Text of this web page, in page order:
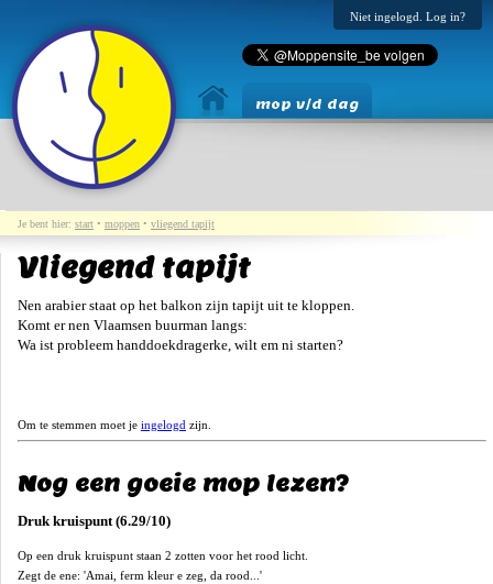
Niet ingelogd. Log in?
mop v/d dag
Je bent hier: start • moppen • vliegend tapijt
Vliegend tapijt
Nen arabier staat op het balkon zijn tapijt uit te kloppen.
Komt er nen Vlaamsen buurman langs:
Wa ist probleem handdoekdragerke, wilt em ni starten?
Om te stemmen moet je ingelogd zijn.
Nog een goeie mop lezen?
Druk kruispunt (6.29/10)
Op een druk kruispunt staan 2 zotten voor het rood licht.
Zegt de ene: 'Amai, ferm kleur e zeg, da rood...'